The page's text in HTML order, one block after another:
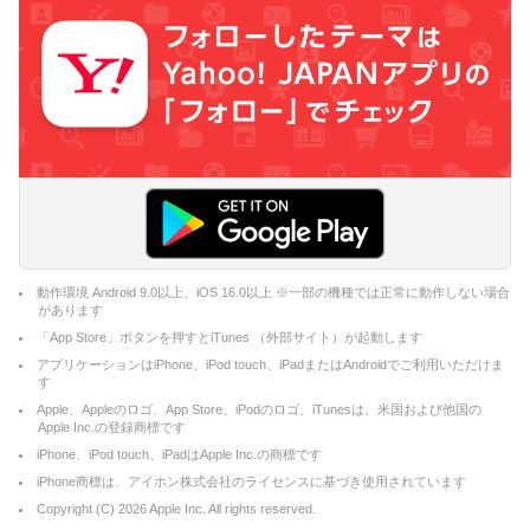
動作環境 Android 9.0以上、iOS 16.0以上 ※一部の機種では正常に動作しない場合
があります
「App Store」ボタンを押すとiTunes （外部サイト）が起動します
アプリケーションはiPhone、iPod touch、iPadまたはAndroidでご利用いただけま
す
Apple、Appleのロゴ、App Store、iPodのロゴ、iTunesは、米国および他国の
Apple Inc.の登録商標です
iPhone、iPod touch、iPadはApple Inc.の商標です
iPhone商標は、アイホン株式会社のライセンスに基づき使用されています
Copyright (C) 2026Apple Inc. All rights reserved.